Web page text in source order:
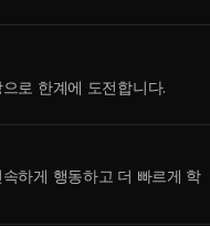
로 한계에 도전합니다.
하게 행동하고 더 빠르게 학